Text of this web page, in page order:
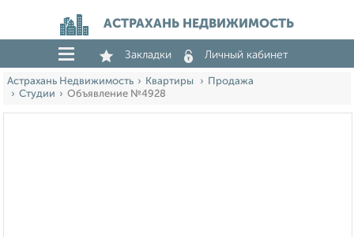
АСТРАХАНЬ НЕДВИЖИМОСТЬ
Закладки Личный кабинет
Астрахань Недвижимость Квартиры
Продажа
Студии
Объявление №4928